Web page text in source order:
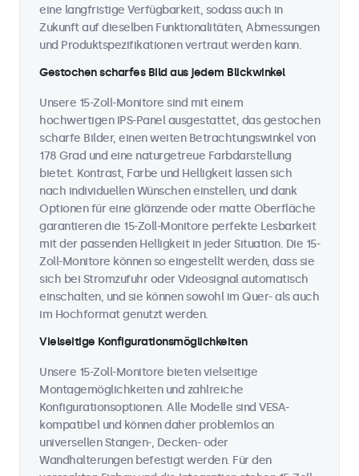
eine langfristige Verfügbarkeit, sodass auch in
Zukunft auf dieselben Funktionalitäten, Abmessungen
und Produktspezifikationen vertraut werden kann.
Gestochen scharfes Bild aus jedem Blickwinkel
Unsere 15-Zoll-Monitore sind mit einem
hochwertigen IPS-Panel ausgestattet, das gestochen
scharfe Bilder, einen weiten Betrachtungswinkel von
178 Grad und eine naturgetreue Farbdarstellung
bietet. Kontrast, Farbe und Helligkeit lassen sich
nach individuellen Wünschen einstellen, und dank
Optionen für eine glänzende oder matte Oberfläche
garantieren die 15-Zoll-Monitore perfekte Lesbarkeit
mit der passenden Helligkeit in jeder Situation. Die 15-
Zoll-Monitore können so eingestellt werden, dass sie
sich bei Stromzufuhr oder Videosignal automatisch
einschalten, und sie können sowohl im Quer- als auch
im Hochformat genutzt werden.
Vielseitige Konfigurationsmöglichkeiten
Unsere 15-Zoll-Monitore bieten vielseitige
Montagemöglichkeiten und zahlreiche
Konfigurationsoptionen. Alle Modelle sind VESA-
kompatibel und können daher problemlos an
universellen Stangen-, Decken- oder
Wandhalterungen befestigt werden. Für den